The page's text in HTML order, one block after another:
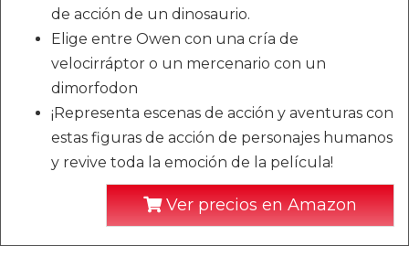
de acción de un dinosaurio.
Elige entre Owen con una cría de
velocirráptor o un mercenario con un
dimorfodon
¡Representa escenas de acción y aventuras con
estas figuras de acción de personajes humanos
y revive toda la emoción de la película! ​
Ver precios en Amazon